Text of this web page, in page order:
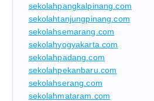
sekolahpangkalpinang.com
sekolahtanjungpinang.com
sekolahsemarang.com
sekolahyogyakarta.com
sekolahpadang.com
sekolahpekanbaru.com
sekolahserang.com
sekolahmataram.com